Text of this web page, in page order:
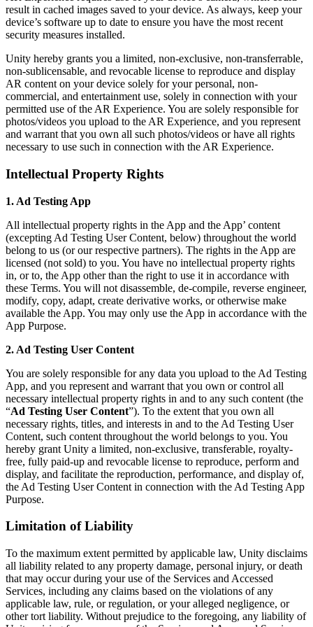
result in cached images saved to your device. As always, keep your
device’s software up to date to ensure you have the most recent
security measures installed.
Unity hereby grants you a limited, non-exclusive, non-transferrable,
non-sublicensable, and revocable license to reproduce and display
AR content on your device solely for your personal, non-
commercial, and entertainment use, solely in connection with your
permitted use of the AR Experience. You are solely responsible for
photos/videos you upload to the AR Experience, and you represent
and warrant that you own all such photos/videos or have all rights
necessary to use such in connection with the AR Experience.
Intellectual Property Rights
1. Ad Testing App
All intellectual property rights in the App and the App’ content
(excepting Ad Testing User Content, below) throughout the world
belong to us (or our respective partners). The rights in the App are
licensed (not sold) to you. You have no intellectual property rights
in, or to, the App other than the right to use it in accordance with
these Terms. You will not disassemble, de-compile, reverse engineer,
modify, copy, adapt, create derivative works, or otherwise make
available the App. You may only use the App in accordance with the
App Purpose.
2. Ad Testing User Content
You are solely responsible for any data you upload to the Ad Testing
App, and you represent and warrant that you own or control all
necessary intellectual property rights in and to any such content (the
“Ad Testing User Content”). To the extent that you own all
necessary rights, titles, and interests in and to the Ad Testing User
Content, such content throughout the world belongs to you. You
hereby grant Unity a limited, non-exclusive, transferable, royalty-
free, fully paid-up and revocable license to reproduce, perform and
display, and facilitate the reproduction, performance, and display of,
the Ad Testing User Content in connection with the Ad Testing App
Purpose.
Limitation of Liability
To the maximum extent permitted by applicable law, Unity disclaims
all liability related to any property damage, personal injury, or death
that may occur during your use of the Services and Accessed
Services, including any claims based on the violations of any
applicable law, rule, or regulation, or your alleged negligence, or
other tort liability. Without prejudice to the foregoing, any liability of